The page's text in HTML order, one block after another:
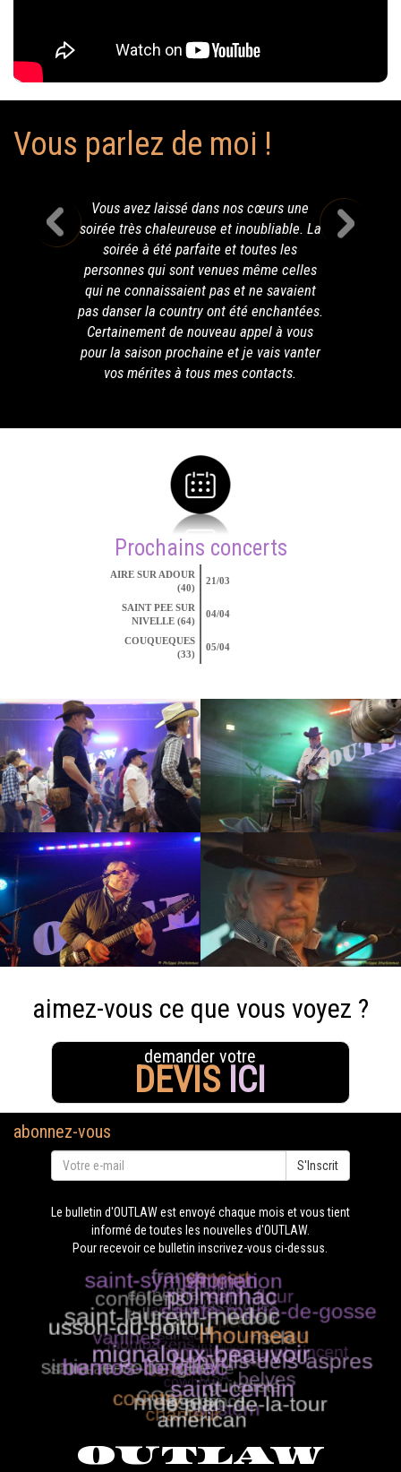
Vous parlez de moi !
Vous avez laissé dans nos cœurs une
soirée très chaleureuse et inoubliable. La
soirée à été parfaite et toutes les
personnes qui sont venues même celles
qui ne connaissaient pas et ne savaient
pas danser la country ont été enchantées.
Certainement de nouveau appel à vous
pour la saison prochaine et je vais vanter
vos mérites à tous mes contacts.
Prochains concerts
AIRE SUR ADOUR
(40)
21/03
SAINT PEE SUR
NIVELLE (64)
04/04
COUQUEQUES
(33)
05/04
aimez-vous ce que vous voyez ?
demander votre
DEVIS ICI
abonnez-vous
S'Inscrit
Le bulletin d'OUTLAW est envoyé chaque mois et vous tient
informé de toutes les nouvelles d'OUTLAW.
Pour recevoir ce bulletin inscrivez-vous ci-dessus.
OUTLAW